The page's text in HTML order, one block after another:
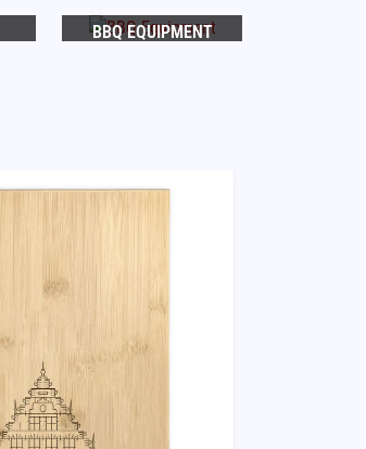
BBQ EQUIPMENT